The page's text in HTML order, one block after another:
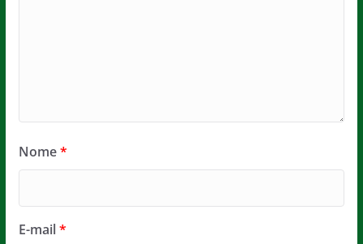
Nome*
E-mail*